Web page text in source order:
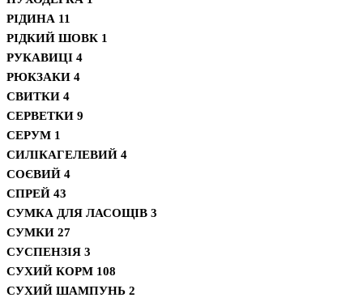
РІДИНА 11
РІДКИЙ ШОВК 1
РУКАВИЦІ 4
РЮКЗАКИ 4
СВИТКИ 4
СЕРВЕТКИ 9
СЕРУМ 1
СИЛІКАГЕЛЕВИЙ 4
СОЄВИЙ 4
СПРЕЙ 43
СУМКА ДЛЯ ЛАСОЩІВ 3
СУМКИ 27
СУСПЕНЗІЯ 3
СУХИЙ КОРМ 108
СУХИЙ ШАМПУНЬ 2